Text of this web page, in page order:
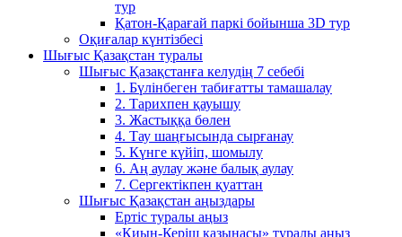
тур
Қатон-Қарағай паркі бойынша 3D тур
Оқиғалар күнтізбесі
Шығыс Қазақстан туралы
Шығыс Қазақстанға келудің 7 себебі
1. Бүлінбеген табиғатты тамашалау
2. Тарихпен қауышу
3. Жастыққа бөлен
4. Тау шаңғысында сырғанау
5. Күнге күйіп, шомылу
6. Аң аулау және балық аулау
7. Сергектікпен қуаттан
Шығыс Қазақстан аңыздары
Ертіс туралы аңыз
«Қиын-Керіш қазынасы» туралы аңыз